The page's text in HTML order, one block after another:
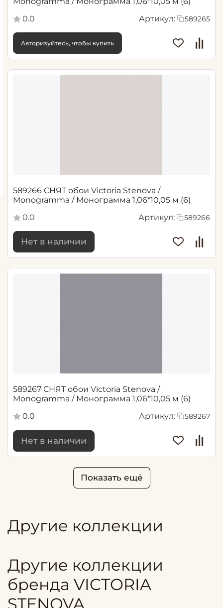
0.0
Артикул: 589265
Авторизуйтесь, чтобы купить
589266 СНЯТ обои Victoria Stenova /
Monogramma / Монограмма 1,06*10,05 м (6)
0.0
Артикул: 589266
Нет в наличии
589267 СНЯТ обои Victoria Stenova /
Monogramma / Монограмма 1,06*10,05 м (6)
0.0
Артикул: 589267
Нет в наличии
Показать ещё
Другие коллекции
Другие коллекции
бренда VICTORIA
STENOVA